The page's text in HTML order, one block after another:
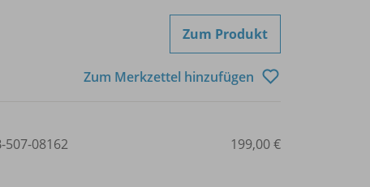
Zum Produkt
Zum Merkzettel hinzufügen
507-08162 199,00 €